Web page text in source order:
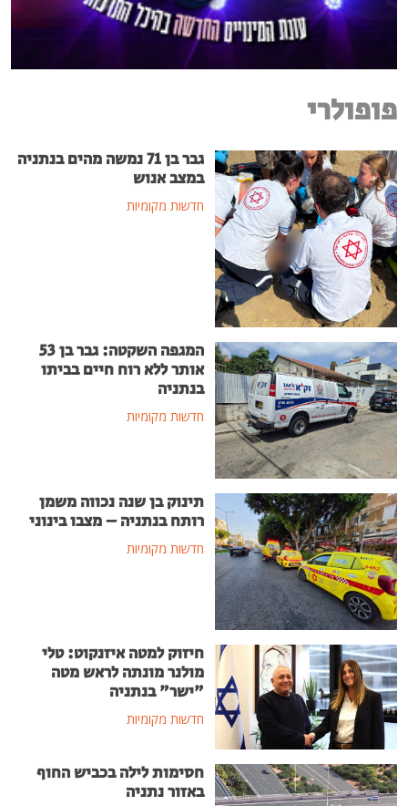
פופולרי
גבר בן 71 נמשה מהים בנתניה
במצב אנוש
חדשות מקומיות
המגפה השקטה: גבר בן 53
אותר ללא רוח חיים בביתו
בנתניה
חדשות מקומיות
תינוק בן שנה נכווה משמן
רותח בנתניה – מצבו בינוני
חדשות מקומיות
חיזוק למטה איזנקוט: טלי
מולנר מונתה לראש מטה
"ישר" בנתניה
חדשות מקומיות
חסימות לילה בכביש החוף
באזור נתניה